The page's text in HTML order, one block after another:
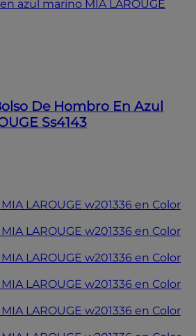
De Hombro En Azul
Ss4143